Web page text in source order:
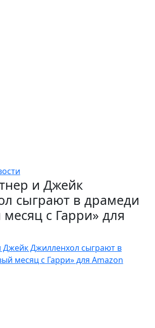
и Джейк
сыграют в драмеди
с Гарри» для
Джейк Джилленхол сыграют в
месяц с Гарри» для Amazon